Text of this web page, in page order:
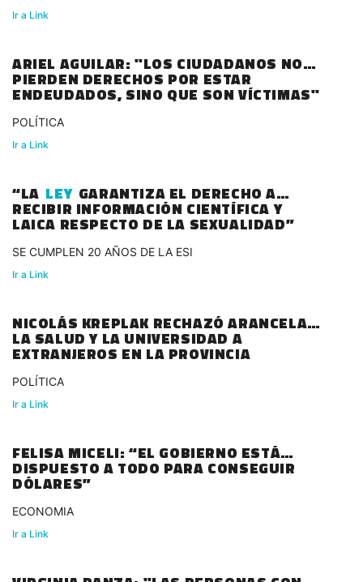
Ir a Link
ARIEL AGUILAR: "LOS CIUDADANOS NO
PIERDEN DERECHOS POR ESTAR
ENDEUDADOS, SINO QUE SON VÍCTIMAS"
POLÍTICA
Ir a Link
“LA LEY GARANTIZA EL DERECHO A
RECIBIR INFORMACIÓN CIENTÍFICA Y
LAICA RESPECTO DE LA SEXUALIDAD”
SE CUMPLEN 20 AÑOS DE LA ESI
Ir a Link
NICOLÁS KREPLAK RECHAZÓ ARANCELAR
LA SALUD Y LA UNIVERSIDAD A
EXTRANJEROS EN LA PROVINCIA
POLÍTICA
Ir a Link
FELISA MICELI: “EL GOBIERNO ESTÁ
DISPUESTO A TODO PARA CONSEGUIR
DÓLARES”
ECONOMIA
Ir a Link